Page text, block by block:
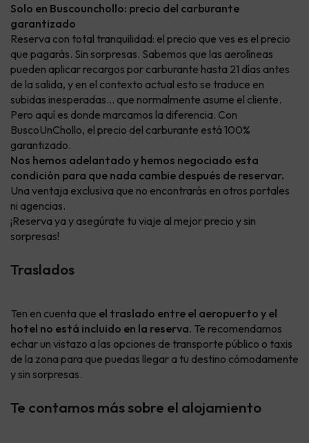
Solo en Buscounchollo: precio del carburante
garantizado
Reserva con total tranquilidad: el precio que ves es el precio
que pagarás. Sin sorpresas. Sabemos que las aerolíneas
pueden aplicar recargos por carburante hasta 21 días antes
de la salida, y en el contexto actual esto se traduce en
subidas inesperadas… que normalmente asume el cliente.
Pero aquí es donde marcamos la diferencia. Con
BuscoUnChollo, el precio del carburante está 100%
garantizado.
Nos hemos adelantado y hemos negociado esta
condición para que nada cambie después de reservar.
Una ventaja exclusiva que no encontrarás en otros portales
ni agencias.
¡Reserva ya y asegúrate tu viaje al mejor precio y sin
sorpresas!
Traslados
Ten en cuenta que el traslado entre el aeropuerto y el
hotel no está incluido en la reserva. Te recomendamos
echar un vistazo a las opciones de transporte público o taxis
de la zona para que puedas llegar a tu destino cómodamente
y sin sorpresas.
Te contamos más sobre el alojamiento